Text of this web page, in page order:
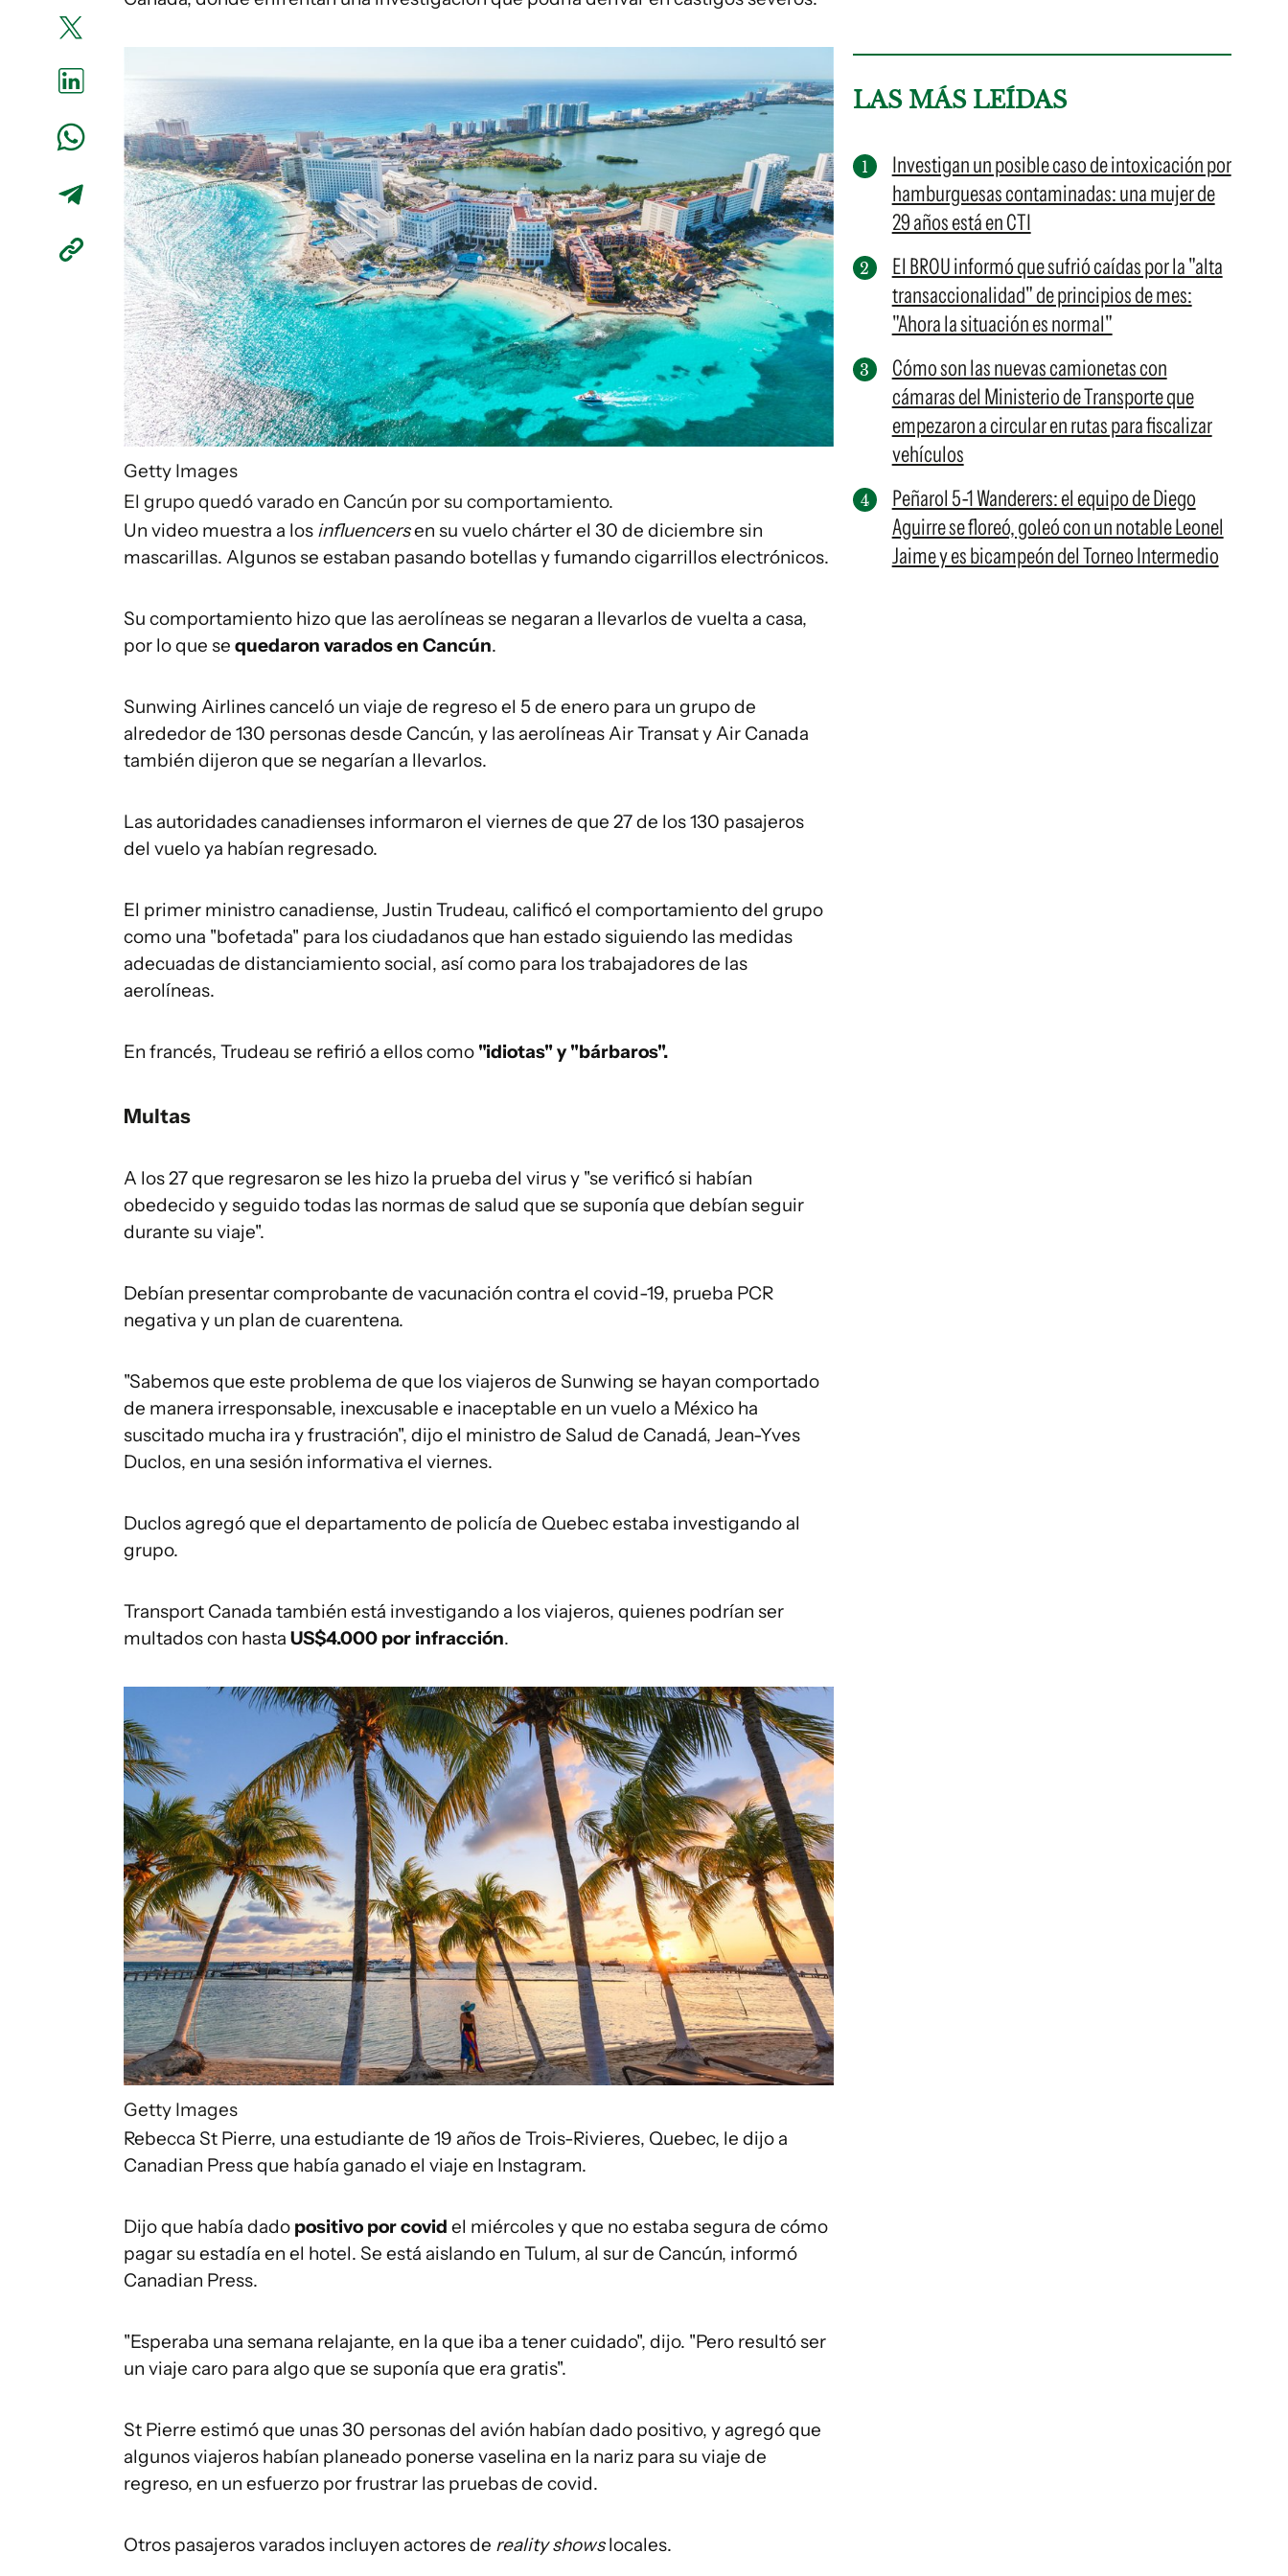
Getty Images
El grupo quedó varado en Cancún por su comportamiento.
Un video muestra a los influencersen su vuelo chárter el 30 de diciembre sin
mascarillas. Algunos se estaban pasando botellas y fumando cigarrillos electrónicos.
Su comportamiento hizo que las aerolíneas se negaran a llevarlos de vuelta a casa,
por lo que se quedaron varados en Cancún.
Sunwing Airlines canceló un viaje de regreso el 5 de enero para un grupo de
alrededor de 130 personas desde Cancún, y las aerolíneas Air Transat y Air Canada
también dijeron que se negarían a llevarlos.
Las autoridades canadienses informaron el viernes de que 27 de los 130 pasajeros
del vuelo ya habían regresado.
El primer ministro canadiense, Justin Trudeau, calificó el comportamiento del grupo
como una "bofetada" para los ciudadanos que han estado siguiendo las medidas
adecuadas de distanciamiento social, así como para los trabajadores de las
aerolíneas.
En francés, Trudeau se refirió a ellos como "idiotas" y "bárbaros".
Multas
A los 27 que regresaron se les hizo la prueba del virus y "se verificó si habían
obedecido y seguido todas las normas de salud que se suponía que debían seguir
durante su viaje".
Debían presentar comprobante de vacunación contra el covid-19, prueba PCR
negativa y un plan de cuarentena.
"Sabemos que este problema de que los viajeros de Sunwing se hayan comportado
de manera irresponsable, inexcusable e inaceptable en un vuelo a México ha
suscitado mucha ira y frustración", dijo el ministro de Salud de Canadá, Jean-Yves
Duclos, en una sesión informativa el viernes.
Duclos agregó que el departamento de policía de Quebec estaba investigando al
grupo.
Transport Canada también está investigando a los viajeros, quienes podrían ser
multados con hasta US$4.000 por infracción.
Getty Images
Rebecca St Pierre, una estudiante de 19 años de Trois-Rivieres, Quebec, le dijo a
Canadian Press que había ganado el viaje en Instagram.
Dijo que había dado positivo por covid el miércoles y que no estaba segura de cómo
pagar su estadía en el hotel. Se está aislando en Tulum, al sur de Cancún, informó
Canadian Press.
"Esperaba una semana relajante, en la que iba a tener cuidado", dijo. "Pero resultó ser
un viaje caro para algo que se suponía que era gratis".
St Pierre estimó que unas 30 personas del avión habían dado positivo, y agregó que
algunos viajeros habían planeado ponerse vaselina en la nariz para su viaje de
regreso, en un esfuerzo por frustrar las pruebas de covid.
Otros pasajeros varados incluyen actores de reality showslocales.
LAS MÁS LEÍDAS
Investigan un posible caso de intoxicación por
hamburguesas contaminadas: una mujer de
29 años está en CTI
El BROU informó que sufrió caídas por la "alta
transaccionalidad" de principios de mes:
"Ahora la situación es normal"
Cómo son las nuevas camionetas con
cámaras del Ministerio de Transporte que
empezaron a circular en rutas para fiscalizar
vehículos
Peñarol 5-1 Wanderers: el equipo de Diego
Aguirre se floreó, goleó con un notable Leonel
Jaime y es bicampeón del Torneo Intermedio